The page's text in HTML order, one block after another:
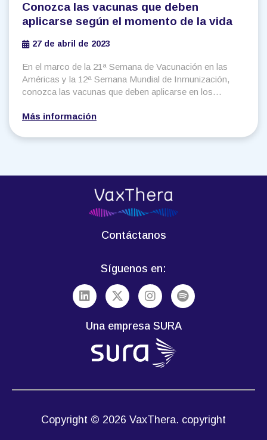
Conozca las vacunas que deben
aplicarse según el momento de la vida
27 de abril de 2023
En el marco de la 21ª Semana de Vacunación en las
Américas y la 12ª Semana Mundial de Inmunización,
conozca las vacunas que deben aplicarse en los
Más información
Contáctanos
Síguenos en:
Una empresa SURA
Copyright © 2026 VaxThera. copyright